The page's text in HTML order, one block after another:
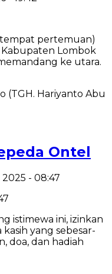
pertemuan)
Kabupaten Lombok
ke utara.
Ontel
2025 - 08:47
istimewa ini, izinkan
yang sebesar-
doa, dan hadiah